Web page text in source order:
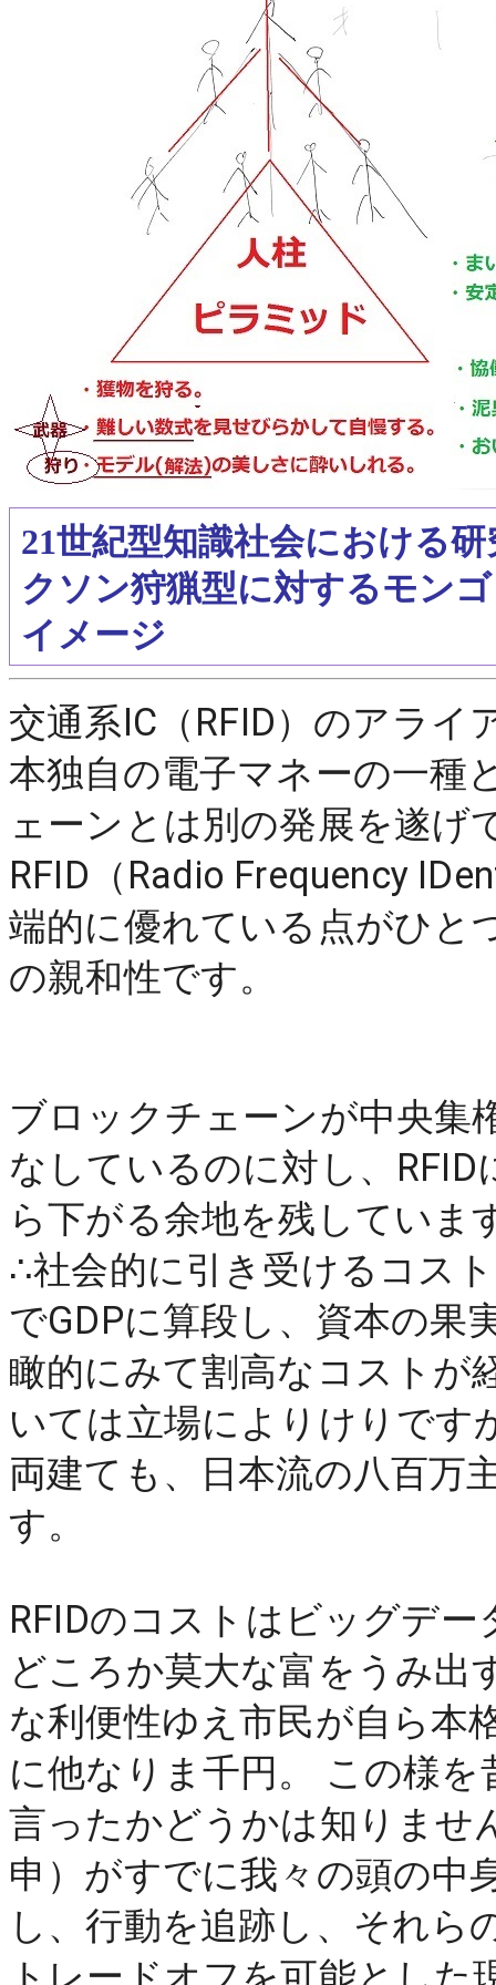
21世紀型知識社会における
クソン狩猟型に対するモン
イメージ
交通系IC（RFID）のアラ
本独自の電子マネーの一種
ェーンとは別の発展を遂げ
RFID（Radio Frequency
端的に優れている点がひと
ブロックチェーンが中央集
なしているのに対し、
ら下がる余地を残していま
∴社会的に引き受けるコス
でGDPに算段し、資本の果
瞰的にみて割高なコストが
いては立場によりけりです
両建ても、日本流の八百万
す。
RFIDのコストはビッグデ
どころか莫大な富をうみ出
な利便性ゆえ市民が自ら本
に他なりま千円。 この様
言ったかどうかは知りませ
申）がすでに我々の頭の中
し、行動を追跡し、それら
トレードオフを可能とし